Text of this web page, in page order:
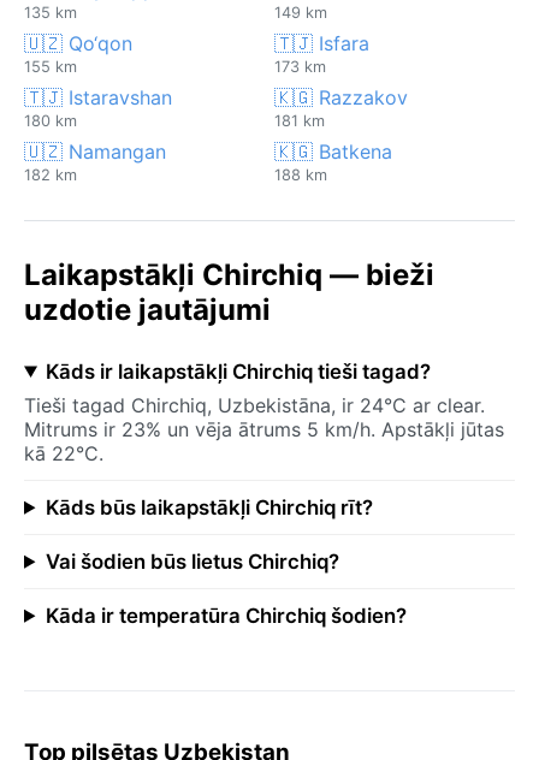
135 km 149 km
🇺🇿 Qo‘qon
155 km
🇹🇯 Isfara
173 km
🇹🇯 Istaravshan
180 km
🇰🇬 Razzakov
181 km
🇺🇿 Namangan
182 km
🇰🇬 Batkena
188 km
Laikapstākļi Chirchiq — bieži
uzdotie jautājumi
Kāds ir laikapstākļi Chirchiq tieši tagad?
Tieši tagad Chirchiq, Uzbekistāna, ir 24°C ar clear.
Mitrums ir 23% un vēja ātrums 5 km/h. Apstākļi jūtas
kā 22°C.
Kāds būs laikapstākļi Chirchiq rīt?
Vai šodien būs lietus Chirchiq?
Kāda ir temperatūra Chirchiq šodien?
Top pilsētas Uzbekistan